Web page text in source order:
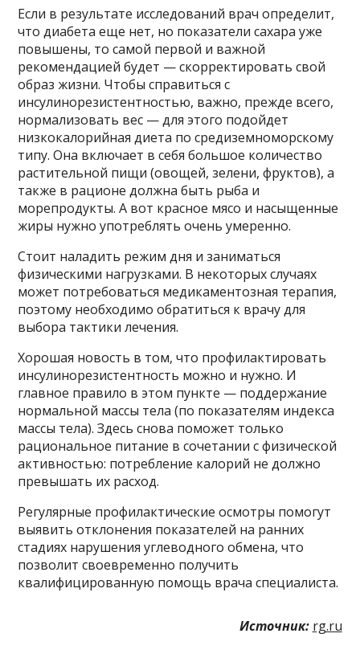
Если в результате исследований врач определит,
что диабета еще нет, но показатели сахара уже
повышены, то самой первой и важной
рекомендацией будет — скорректировать свой
образ жизни. Чтобы справиться с
инсулинорезистентностью, важно, прежде всего,
нормализовать вес — для этого подойдет
низкокалорийная диета по средиземноморскому
типу. Она включает в себя большое количество
растительной пищи (овощей, зелени, фруктов), а
также в рационе должна быть рыба и
морепродукты. А вот красное мясо и насыщенные
жиры нужно употреблять очень умеренно.
Стоит наладить режим дня и заниматься
физическими нагрузками. В некоторых случаях
может потребоваться медикаментозная терапия,
поэтому необходимо обратиться к врачу для
выбора тактики лечения.
Хорошая новость в том, что профилактировать
инсулинорезистентность можно и нужно. И
главное правило в этом пункте — поддержание
нормальной массы тела (по показателям индекса
массы тела). Здесь снова поможет только
рациональное питание в сочетании с физической
активностью: потребление калорий не должно
превышать их расход.
Регулярные профилактические осмотры помогут
выявить отклонения показателей на ранних
стадиях нарушения углеводного обмена, что
позволит своевременно получить
квалифицированную помощь врача специалиста.
Источник: rg.ru